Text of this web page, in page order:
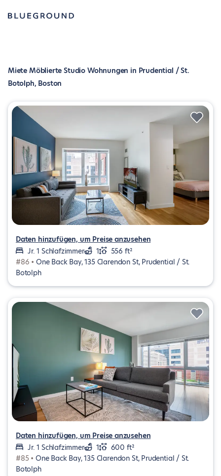
Miete Möblierte Studio Wohnungen in Prudential / St.
Botolph, Boston
Daten hinzufügen, um Preise anzusehen
Jr. 1 Schlafzimmer
1
556 ft²
#86 • One Back Bay, 135 Clarendon St, Prudential / St.
Botolph
Daten hinzufügen, um Preise anzusehen
Jr. 1 Schlafzimmer
1
600 ft²
#85 • One Back Bay, 135 Clarendon St, Prudential / St.
Botolph